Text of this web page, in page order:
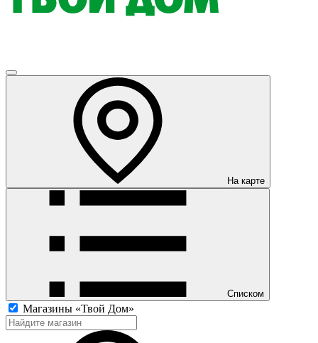
На карте
Списком
Магазины «Твой Дом»